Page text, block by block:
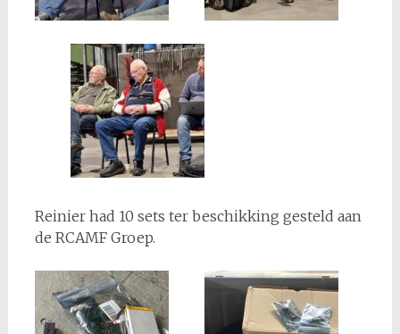
Reinier had 10 sets ter beschikking gesteld aan
de RCAMF Groep.